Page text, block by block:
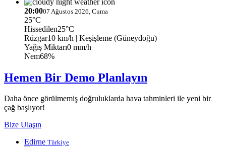
20:0007 Ağustos 2026, Cuma
25°C
Hissedilen25°C
Rüzgar10 km/h | Keşişleme (Güneydoğu)
Yağış Miktarı0 mm/h
Nem68%
Hemen Bir Demo Planlayın
Daha önce görülmemiş doğruluklarda hava tahminleri ile yeni bir
çağ başlıyor!
Bize Ulaşın
Edirne Türkiye